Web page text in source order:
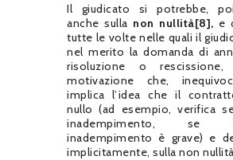
Il giudicato si potrebbe,
anche sulla non nullità[8], e
tutte le volte nelle quali il
nel merito la domanda di
risoluzione o
motivazione che,
implica l’idea che il
nullo (ad esempio, verifica
inadempimento, se
inadempimento è grave) e
implicitamente, sulla non